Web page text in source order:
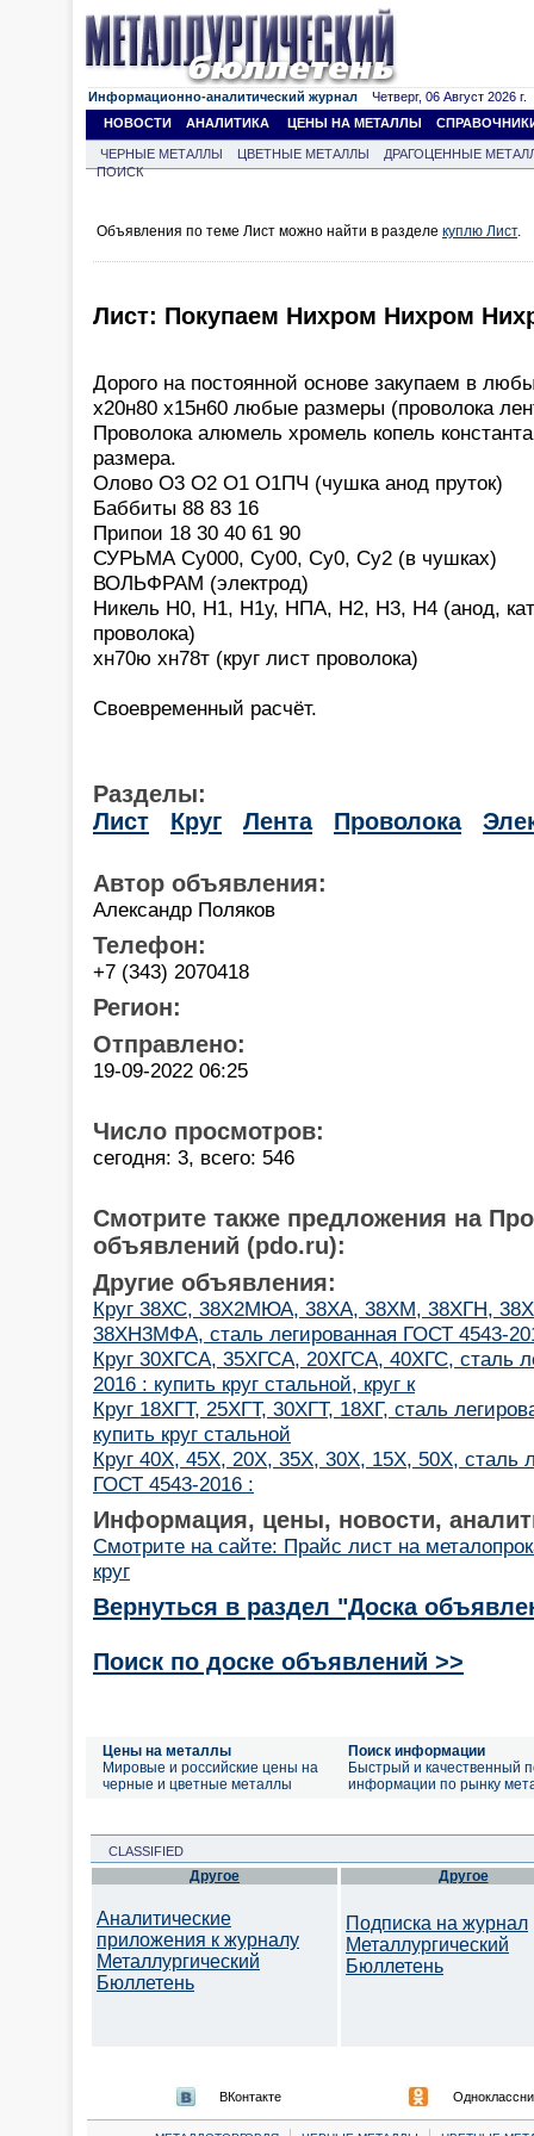
Информационно-аналитический журнал Четверг, 06 Август 2026 г.
НОВОСТИ
АНАЛИТИКА ЦЕНЫ НА МЕТАЛЛЫ
ЧЕРНЫЕ МЕТАЛЛЫ ЦВЕТНЫЕ МЕТАЛЛЫ
ДРАГОЦЕННЫЕ
ПОИСК
Объявления по теме Лист можно найти в разделе куплю Лист.
Лист: Покупаем Нихром Нихром
Дорого на постоянной основе закупаем в
х20н80 х15н60 любые размеры (проволока
Проволока алюмель хромель копель
размера.
Олово О3 О2 О1 О1ПЧ (чушка анод пруток)
Баббиты 88 83 16
Припои 18 30 40 61 90
СУРЬМА Су000, Су00, Су0, Cу2 (в чушках)
ВОЛЬФРАМ (электрод)
Никель Н0, Н1, Н1у, НПА, Н2, Н3, Н4 (анод,
проволока)
хн70ю хн78т (круг лист проволока)
Своевременный расчёт.
Разделы:
Лист
Круг Лента Проволока
Автор объявления:
Александр Поляков
Телефон:
+7 (343) 2070418
Регион:
Отправлено:
19-09-2022 06:25
Число просмотров:
сегодня: 3, всего: 546
Смотрите также предложения на
объявлений (pdo.ru):
Другие объявления:
Круг 38ХС, 38Х2МЮА, 38ХА, 38ХМ, 38ХГН,
38ХН3МФА, сталь легированная ГОСТ 4543-
Круг 30ХГСА, 35ХГСА, 20ХГСА, 40ХГС, сталь
2016 : купить круг стальной, круг к
Круг 18ХГТ, 25ХГТ, 30ХГТ, 18ХГ, сталь
купить круг стальной
Круг 40Х, 45Х, 20Х, 35Х, 30Х, 15Х, 50Х, сталь
ГОСТ 4543-2016 :
Информация, цены, новости,
Смотрите на сайте: Прайс лист на
круг
Вернуться в раздел "Доска
Поиск по доске объявлений >>
Цены на металлы
Мировые и российские цены на
черные и цветные металлы
Поиск информации
Быстрый и качественный
информации по рынку
CLASSIFIED
Другое
Аналитические
приложения к журналу
Металлургический
Бюллетень
Другое
Подписка на журнал
Металлургический
Бюллетень
ВКонтакте